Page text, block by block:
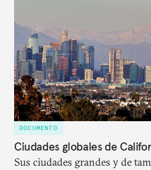
DOCUMENTO
Ciudades globales de
Sus ciudades grandes y de